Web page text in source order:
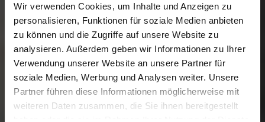
Wir verwenden Cookies, um Inhalte und Anzeigen zu
personalisieren, Funktionen für soziale Medien anbieten
zu können und die Zugriffe auf unsere Website zu
analysieren. Außerdem geben wir Informationen zu Ihrer
Verwendung unserer Website an unsere Partner für
soziale Medien, Werbung und Analysen weiter. Unsere
Partner führen diese Informationen möglicherweise mit
weiteren Daten zusammen, die Sie ihnen bereitgestellt